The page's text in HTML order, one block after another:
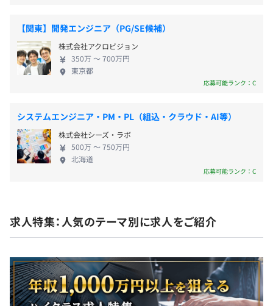
※案件によってはお客さま側で採用している課題管理ツ
ールとなります
【開発手法】
◾️案件によってウォーターフォール、アジャイル、スクラ
◾️バーチャルオフィス「MetaLife」導入しているため、エ
ンジニア同士のコミュニケーションが盛んであるため、フ
ルリモートのエンジニアの方も安心です。
逆に私はコミュニケーションは苦手ですという方には難
◾️半期ごとの目標設定、振り返りによる評価と360度評価
◾️エンジニアは、スペシャリストとしてのキャリア、プロ
ジェクトマネジャーのキャリア、開発部門の組織マネジメ
ントの開発マネージャーのキャリアの3パターンが用意さ
・残業代
※業績・人事評価により変動
※2023年支給実績：約1カ月分
康保険組合加入〉・厚生年金保険、雇用保険・労災保険）
徴です。 当社は、これらの技術を駆使し、各OSに対
応した最高品質のアプリケーションを提供し、お客
さまのビジネスに沿った最適なソリューションを提
供するため、常にコミュニケーションを大切にして
います。 当社の開発力で、ビジネスを加速します。
の環境がある 私たちは常にエンジニアと共に成長す
ることを望みます。個人が成長するために組織として
何ができるか。その問いへの回答を用意してあなた
のエントリーを待っています。 ◆ストレスフリーな
す。 リモート制度（フルリモート可・ワーケーショ
ン可）／フレックスタイム制度／残業ほぼナシ（月
平均残業10H）など 《2023年ベストベンチャー
100》 当社は、2023年ベストベンチャー100選出され
ました。「ベストベンチャー100」とは、これから成
長が期待されるベンチャー企業100社限定のサイト
【関東】開発エンジニア（PG/SE候補）
株式会社アクロビジョン
350万 〜 700万円
東京都
応募可能ランク：C
システムエンジニア・PM・PL（組込・クラウド・AI等）
株式会社シーズ・ラボ
500万 〜 750万円
北海道
応募可能ランク：C
求人特集：人気のテーマ別に求人をご紹介